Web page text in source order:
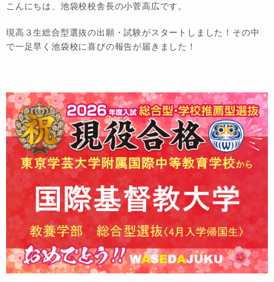
こんにちは、池袋校校舎長の小菅高広です。
現高３生総合型選抜の出願・試験がスタートしました！その中
で一足早く池袋校に喜びの報告が届きました！